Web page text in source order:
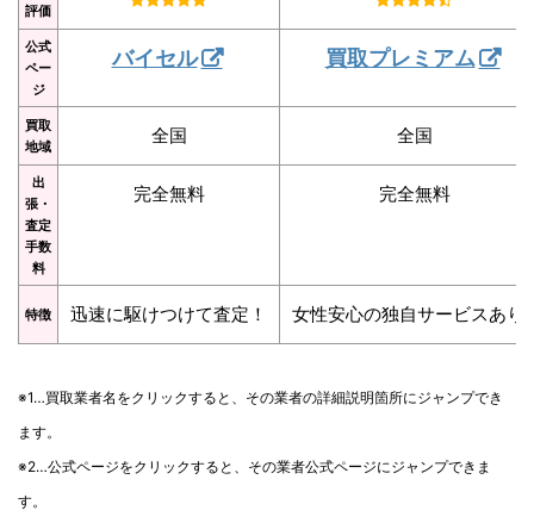
評価
公式
ペー
ジ
バイセル 買取プレミアム
買取
地域
全国 全国
出
張・
査定
手数
料
完全無料 完全無料
特徴 迅速に駆けつけて査定！ 女性安心の独自サービスあり
※1…買取業者名をクリックすると、その業者の詳細説明箇所にジャンプでき
ます。
※2…公式ページをクリックすると、その業者公式ページにジャンプできま
す。